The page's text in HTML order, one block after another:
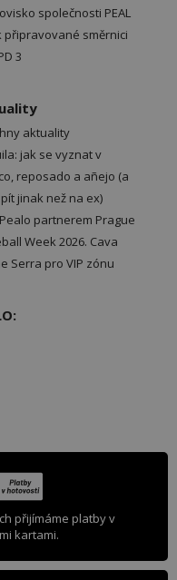
společnosti PEAL
připravované směrnici
3
aktuality
jak se vyznat v
reposado a añejo (a
jinak než na ex)
partnerem Prague
Week 2026. Cava
Serra pro VIP zónu
přijímáme platby v
kartami.